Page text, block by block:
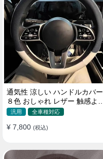
通気性 涼しい ハンドルカバー
８色 おしゃれ レザー 触感よく
シンブル 落ち着いた気品
汎用 全車種対応
¥ 7,800 (税込)